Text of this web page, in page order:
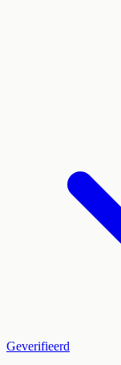
Geverifieerd